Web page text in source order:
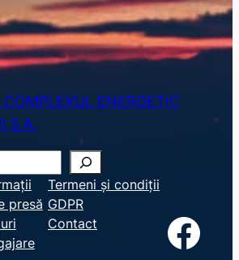
COMPLEXUL ENERGETIC
S.A.
presă
Termeni și condiții
GDPR
Contact
Facebook